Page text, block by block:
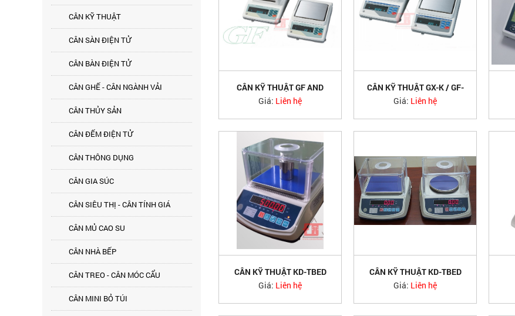
CÂN KỸ THUẬT
CÂN SÀN ĐIỆN TỬ
CÂN BÀN ĐIỆN TỬ
CÂN GHẾ - CÂN NGÀNH VẢI
CÂN THỦY SẢN
CÂN ĐẾM ĐIỆN TỬ
CÂN THÔNG DỤNG
CÂN GIA SÚC
CÂN SIÊU THỊ - CÂN TÍNH GIÁ
CÂN MỦ CAO SU
CÂN NHÀ BẾP
CÂN TREO - CÂN MÓC CẨU
CÂN MINI BỎ TÚI
CÂN KỸ THUẬT GF AND
Giá: Liên hệ
CÂN KỸ THUẬT GX-K / GF-
K AND
Giá: Liên hệ
CÂN KỸ THUẬT KD-TBED
1200
Giá: Liên hệ
CÂN KỸ THUẬT KD-TBED
300G
Giá: Liên hệ